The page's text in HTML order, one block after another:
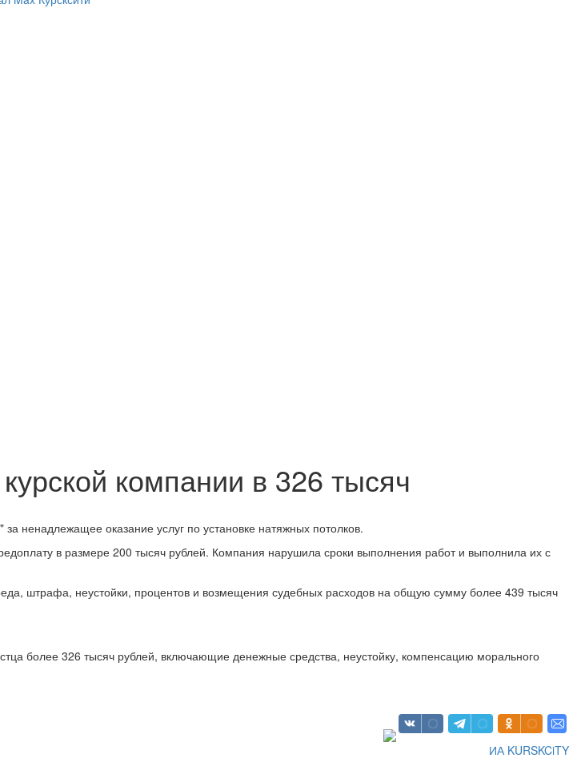
компании в 326 тысяч
ненадлежащее оказание услуг по установке натяжных потолков.
в размере 200 тысяч рублей. Компания нарушила сроки выполнения работ и выполнила их с
штрафа, неустойки, процентов и возмещения судебных расходов на общую сумму более 439 тысяч
более 326 тысяч рублей, включающие денежные средства, неустойку, компенсацию морального
ИА KURSKCiTY